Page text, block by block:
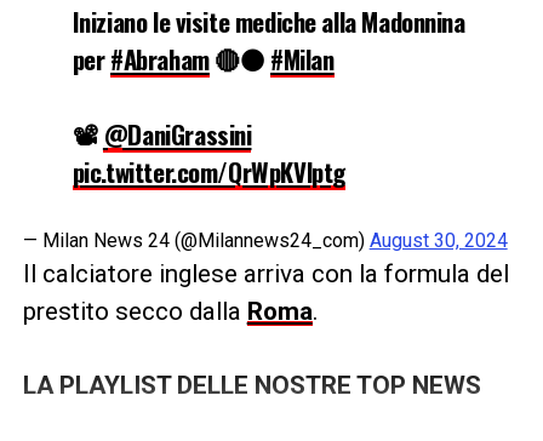
Iniziano le visite mediche alla Madonnina
per#Abraham🔴⚫️#Milan
📽@DaniGrassini
pic.twitter.com/QrWpKVlptg
— Milan News 24 (@Milannews24_com) August 30, 2024
Il calciatore inglese arriva con la formula del
prestito secco dalla Roma.
LA PLAYLIST DELLE NOSTRE TOP NEWS